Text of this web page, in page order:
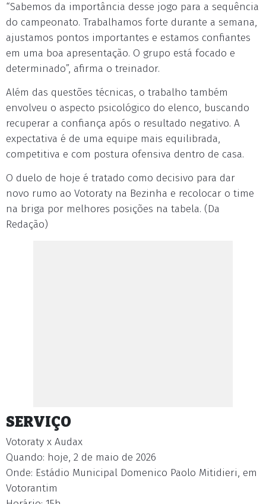
“Sabemos da importância desse jogo para a sequência
do campeonato. Trabalhamos forte durante a semana,
ajustamos pontos importantes e estamos confiantes
em uma boa apresentação. O grupo está focado e
determinado”, afirma o treinador.
Além das questões técnicas, o trabalho também
envolveu o aspecto psicológico do elenco, buscando
recuperar a confiança após o resultado negativo. A
expectativa é de uma equipe mais equilibrada,
competitiva e com postura ofensiva dentro de casa.
O duelo de hoje é tratado como decisivo para dar
novo rumo ao Votoraty na Bezinha e recolocar o time
na briga por melhores posições na tabela. (Da
Redação)
SERVIÇO
Votoraty x Audax
Quando: hoje, 2 de maio de 2026
Onde: Estádio Municipal Domenico Paolo Mitidieri, em
Votorantim